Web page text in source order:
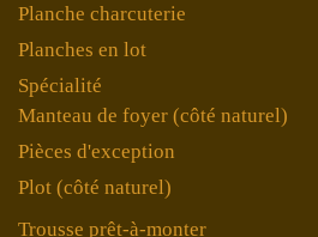
Planche charcuterie
Planches en lot
Spécialité
Manteau de foyer (côté naturel)
Pièces d'exception
Plot (côté naturel)
Trousse prêt-à-monter